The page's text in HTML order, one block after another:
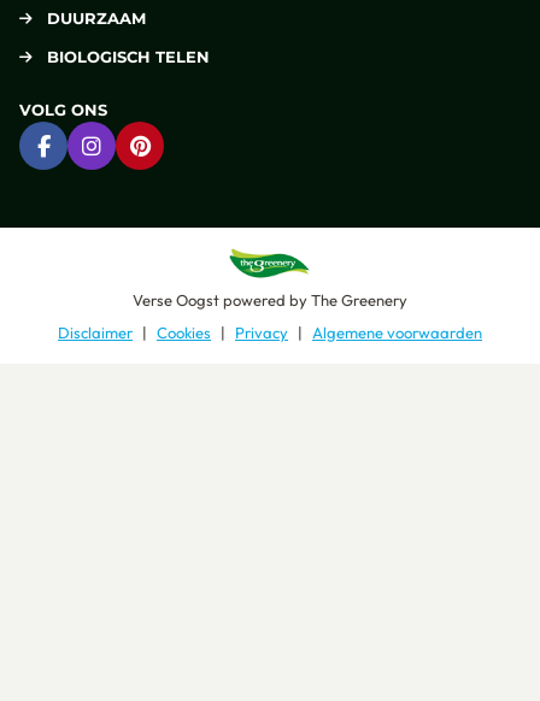
DUURZAAM
BIOLOGISCH TELEN
VOLG ONS
Ga naar Facebook
Ga naar Instagram
Ga naar Pinterest
Verse Oogstpowered byThe Greenery
Disclaimer
Cookies Privacy Algemene voorwaarden